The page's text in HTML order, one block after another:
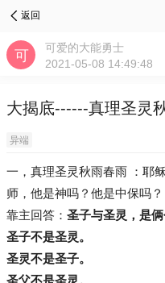
返回
可爱的大能勇士
2021-05-08 14:49:48
大揭底------真理圣灵
异端
一，真理圣灵秋雨春雨 ：耶
师，他是神吗？他是中保吗？
靠主回答： 圣子与圣灵，是俩
圣子不是圣灵。
圣灵不是圣子。